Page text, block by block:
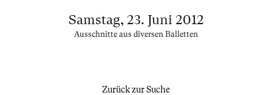
Samstag, 23. Juni 2012
Ausschnitte aus diversen Balletten
Zurück zur Suche